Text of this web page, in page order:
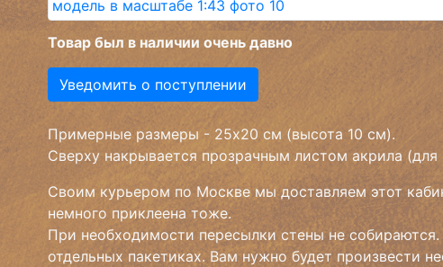
Товар был в наличии очень давно
Уведомить о поступлении
Примерные размеры - 25х20 см (высота 10 см).
Сверху накрывается прозрачным листом акрила (для
Своим курьером по Москве мы доставляем этот
немного приклеена тоже.
При необходимости пересылки стены не
отдельных пакетиках. Вам нужно будет произвести